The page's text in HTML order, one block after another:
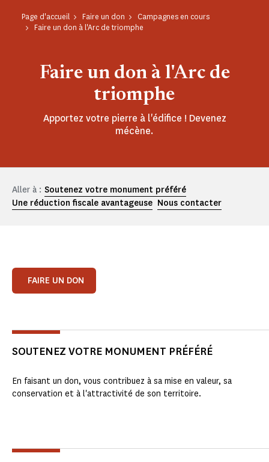
Page d'accueil Faire un don
Campagnes en cours
Faire un don à l'Arc de triomphe
Faire un don à l'Arc de
triomphe
Apportez votre pierre à l'édifice ! Devenez
mécène.
Aller à : Soutenez votre monument préféré
Une réduction fiscale avantageuse Nous contacter
FAIRE UN DON
SOUTENEZ VOTRE MONUMENT PRÉFÉRÉ
En faisant un don, vous contribuez à sa mise en valeur, sa
conservation et à l'attractivité de son territoire.